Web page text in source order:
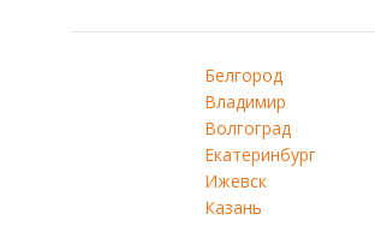
Белгород
Владимир
Волгоград
Екатеринбург
Ижевск
Казань